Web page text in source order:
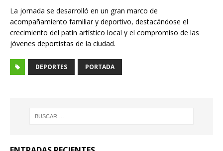
La jornada se desarrolló en un gran marco de
acompañamiento familiar y deportivo, destacándose el
crecimiento del patín artístico local y el compromiso de las
jóvenes deportistas de la ciudad.
DEPORTES PORTADA